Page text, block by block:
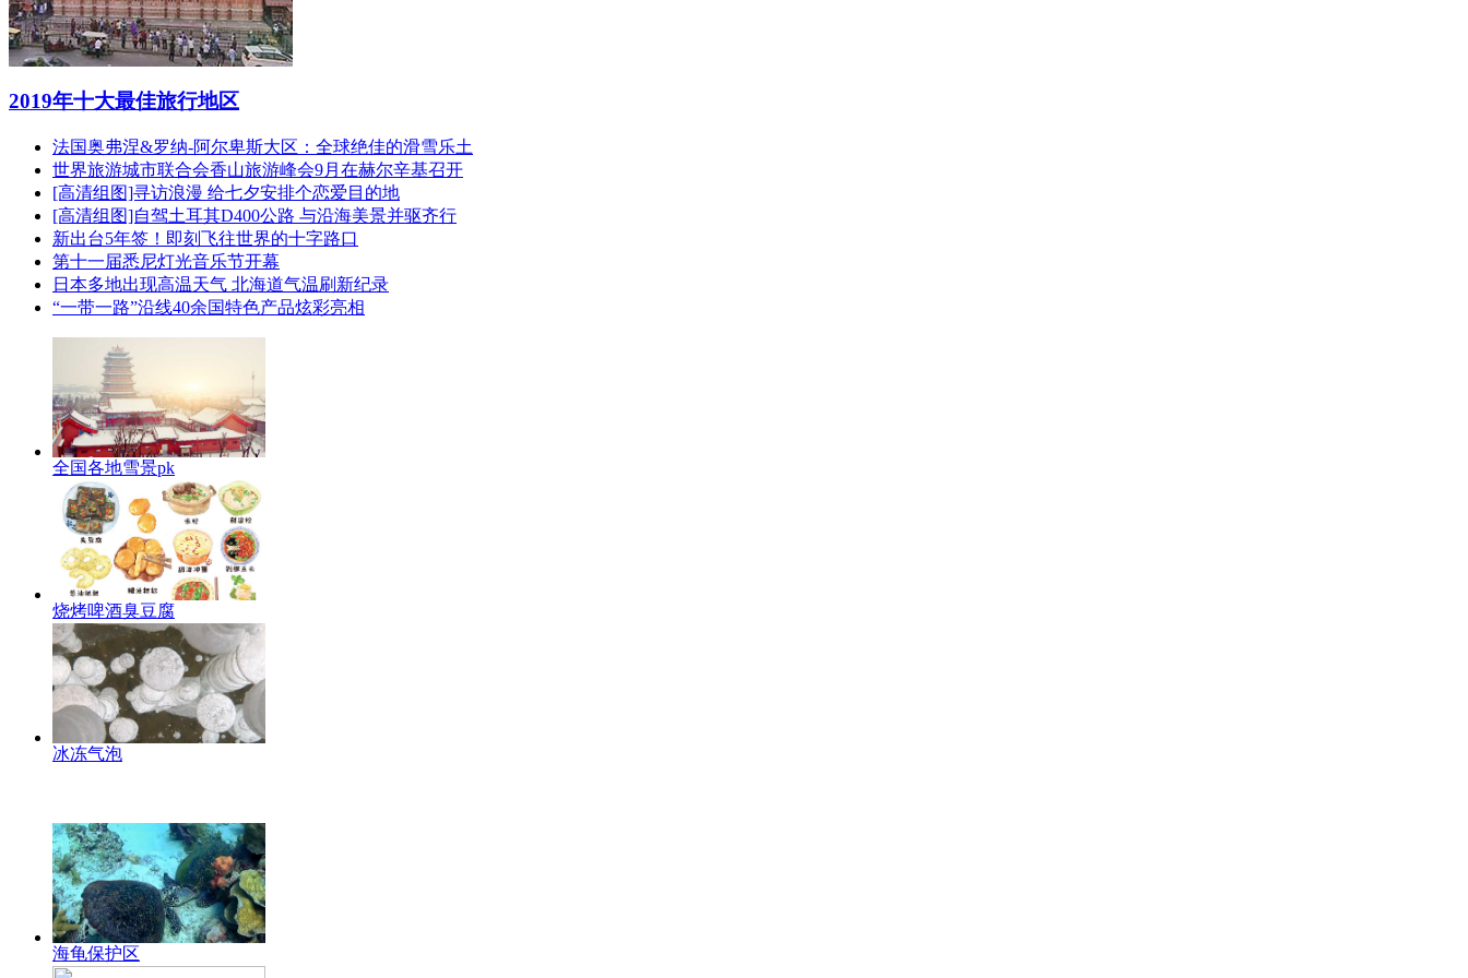
2019年十大最佳旅行地区
法国奥弗涅&罗纳-阿尔卑斯大区：全球绝佳的滑雪乐土
世界旅游城市联合会香山旅游峰会9月在赫尔辛基召开
[高清组图]寻访浪漫 给七夕安排个恋爱目的地
[高清组图]自驾土耳其D400公路 与沿海美景并驱齐行
新出台5年签！即刻飞往世界的十字路口
第十一届悉尼灯光音乐节开幕
日本多地出现高温天气 北海道气温刷新纪录
“一带一路”沿线40余国特色产品炫彩亮相
全国各地雪景pk
烧烤啤酒臭豆腐
冰冻气泡
海龟保护区